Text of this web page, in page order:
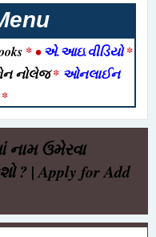
* •એ.આઇ.વીડિયો*
નોલેજ* ઓનલાઈન
*
નામ ઉમેરવા
? | Apply for Add